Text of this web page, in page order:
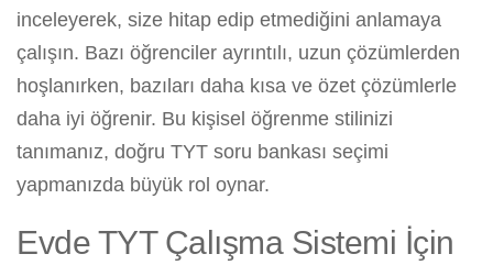
inceleyerek, size hitap edip etmediğini anlamaya
çalışın. Bazı öğrenciler ayrıntılı, uzun çözümlerden
hoşlanırken, bazıları daha kısa ve özet çözümlerle
daha iyi öğrenir. Bu kişisel öğrenme stilinizi
tanımanız, doğru TYT soru bankası seçimi
yapmanızda büyük rol oynar.
Evde TYT Çalışma Sistemi İçin